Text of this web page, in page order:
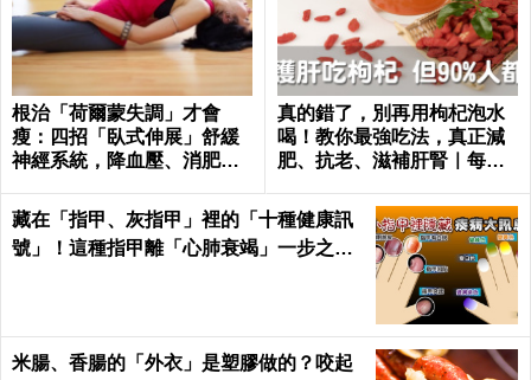
根治「荷爾蒙失調」才會
瘦：四招「臥式伸展」舒緩
神經系統，降血壓、消肥胖
真的錯了，別再用枸杞泡水
喝！教你最強吃法，真正減
肥、抗老、滋補肝腎｜每日
藏在「指甲、灰指甲」裡的「十種健康訊
號」！這種指甲離「心肺衰竭」一步之
米腸、香腸的「外衣」是塑膠做的？咬起